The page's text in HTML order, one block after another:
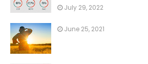
July 29, 2022
June 25, 2021